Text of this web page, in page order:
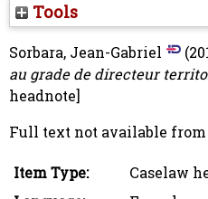
Tools
Sorbara, Jean-Gabriel
au grade de directeur
headnote]
Full text not available
Item Type:
Caselaw